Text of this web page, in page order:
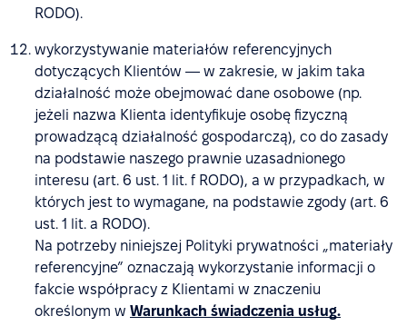
RODO).
wykorzystywanie materiałów referencyjnych
dotyczących Klientów — w zakresie, w jakim taka
działalność może obejmować dane osobowe (np.
jeżeli nazwa Klienta identyfikuje osobę fizyczną
prowadzącą działalność gospodarczą), co do zasady
na podstawie naszego prawnie uzasadnionego
interesu (art. 6 ust. 1 lit. f RODO), a w przypadkach, w
których jest to wymagane, na podstawie zgody (art. 6
ust. 1 lit. a RODO).
Na potrzeby niniejszej Polityki prywatności „materiały
referencyjne” oznaczają wykorzystanie informacji o
fakcie współpracy z Klientami w znaczeniu
określonym w Warunkach świadczenia usług.